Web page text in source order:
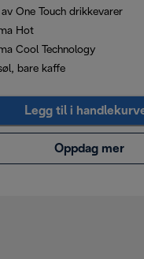
av One Touch drikkevarer
Hot
Cool Technology
bare kaffe
Legg til i
Oppdag mer